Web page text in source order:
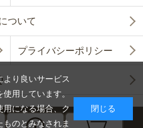
ついて
プライバシーポリシー
り良いサービス
用しています。
用になる場合、ク
のとみなされま
閉じる